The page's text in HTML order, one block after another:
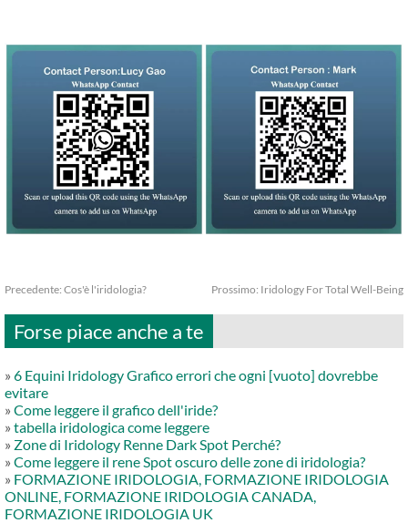
Precedente: Cos'è l'iridologia? Prossimo: Iridology For Total Well-Being
Forse piace anche a te
» 6 Equini Iridology Grafico errori che ogni [vuoto] dovrebbe
evitare
» Come leggere il grafico dell'iride?
» tabella iridologica come leggere
» Zone di Iridology Renne Dark Spot Perché?
» Come leggere il rene Spot oscuro delle zone di iridologia?
» FORMAZIONE IRIDOLOGIA, FORMAZIONE IRIDOLOGIA
ONLINE, FORMAZIONE IRIDOLOGIA CANADA,
FORMAZIONE IRIDOLOGIA UK